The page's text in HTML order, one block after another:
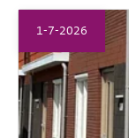
1-7-2026